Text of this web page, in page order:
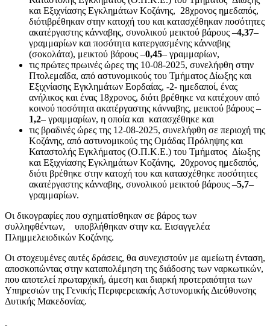
και Εξιχνίασης Εγκλημάτων Κοζάνης, 28χρονος ημεδαπός,
διότιβρέθηκαν στην κατοχή του και κατασχέθηκαν ποσότητες
ακατέργαστης κάνναβης, συνολικού μεικτού βάρους –4,37–
γραμμαρίων και ποσότητα κατεργασμένης κάνναβης
(σοκολάτα), μεικτού βάρους –0,45– γραμμαρίων,
τις πρώτες πρωινές ώρες της 10-08-2025, συνελήφθη στην
Πτολεμαΐδα, από αστυνομικούς του Τμήματος Δίωξης και
Εξιχνίασης Εγκλημάτων Εορδαίας, -2- ημεδαποί, ένας
ανήλικος και ένας 18χρονος, διότι βρέθηκε να κατέχουν από
κοινού ποσότητα ακατέργαστης κάνναβης, μεικτού βάρους –
1,2– γραμμαρίων, η οποία και κατασχέθηκε και
τις βραδινές ώρες της 12-08-2025, συνελήφθη σε περιοχή της
Κοζάνης, από αστυνομικούς της Ομάδας Πρόληψης και
Καταστολής Εγκλήματος (Ο.Π.Κ.Ε.) του Τμήματος Δίωξης
και Εξιχνίασης Εγκλημάτων Κοζάνης, 20χρονος ημεδαπός,
διότι βρέθηκε στην κατοχή του και κατασχέθηκε ποσότητες
ακατέργαστης κάνναβης, συνολικού μεικτού βάρους –5,7–
γραμμαρίων.
Οι δικογραφίες που σχηματίσθηκαν σε βάρος των
συλληφθέντων, υποβλήθηκαν στην κα. Εισαγγελέα
Πλημμελειοδικών Κοζάνης.
Οι στοχευμένες αυτές δράσεις, θα συνεχιστούν με αμείωτη ένταση,
αποσκοπώντας στην καταπολέμηση της διάδοσης των ναρκωτικών,
που αποτελεί πρωταρχική, άμεση και διαρκή προτεραιότητα των
Υπηρεσιών της Γενικής Περιφερειακής Αστυνομικής Διεύθυνσης
Δυτικής Μακεδονίας.